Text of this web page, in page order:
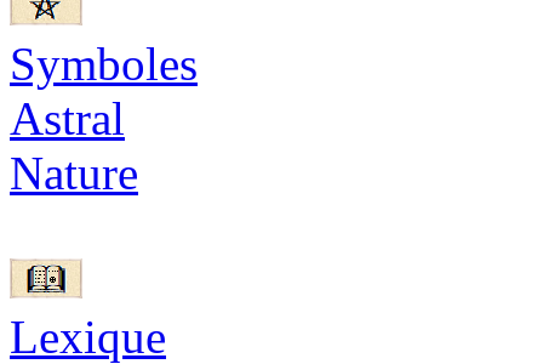
Symboles
Astral
Nature
Lexique